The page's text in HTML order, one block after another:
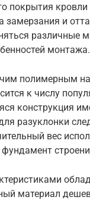
покрытия
замерзания и
различные
монтажа.
полимерным
к числу
конструкция
разуклонки
вес
материал